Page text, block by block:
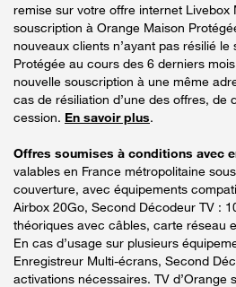
remise sur votre offre internet Livebox
souscription à Orange Maison
nouveaux clients n’ayant pas résilié
Protégée au cours des 6 derniers
nouvelle souscription à une même
cas de résiliation d’une des offres, de
cession. En savoir plus.
Offres soumises à conditions avec
valables en France métropolitaine
couverture, avec équipements
Airbox 20Go, Second Décodeur TV :
théoriques avec câbles, carte réseau
En cas d’usage sur plusieurs
Enregistreur Multi-écrans, Second
activations nécessaires. TV d’Orange